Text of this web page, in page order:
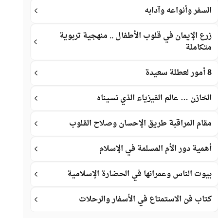
السفر وأنواعه وآدابه
زرع الإيمان في قلوب الأطفال .. منهجية تربوية
متكاملة
8 أمور لعطلة سعيدة
الخازن … عالم الفيزياء الذي نسيناه
مقام المراقبة طريق الإحسان وصلاح القلوب
أهمية دور الأم المسلمة في الإسلام
بيوت الناس وعمرانها في الحضارة الإسلامية
كتاب فن الاستمتاع في الأسفار والرحلات